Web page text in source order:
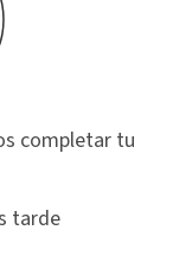
completar tu
tarde